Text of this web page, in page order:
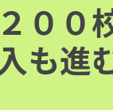
０
も進